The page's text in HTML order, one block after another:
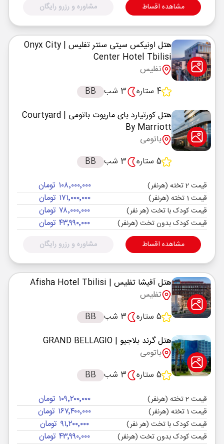
مشاهده اقساط مشاوره و رزرو رایگان
هتل اونیکس سیتی سنتر تفلیس | Onyx City
Center Hotel Tbilisi
تفلیس
4 ستاره
3 شب
BB
هتل کورتیارد بای ماریوت باتومی
| Courtyard
By Marriott
باتومی
5 ستاره
3 شب BB
قیمت 2 تخته (هرنفر) ۱۰۸٬۰۰۰٬۰۰۰ تومان
قیمت 1 تخته (هرنفر) ۱۷۱٬۰۰۰٬۰۰۰ تومان
قیمت کودک با تخت (هر نفر) ۷۸٬۰۰۰٬۰۰۰ تومان
قیمت کودک بدون تخت (هرنفر) ۴۳٬۹۹۰٬۰۰۰ تومان
مشاهده اقساط مشاوره و رزرو رایگان
هتل آفیشا تفلیس | Afisha Hotel Tbilisi
تفلیس
5 ستاره
3 شب
BB
هتل گرند بلاجیو | GRAND BELLAGIO
باتومی
5 ستاره
3 شب BB
قیمت 2 تخته (هرنفر) ۱۰۹٬۲۰۰٬۰۰۰ تومان
قیمت 1 تخته (هرنفر) ۱۶۷٬۴۰۰٬۰۰۰ تومان
قیمت کودک با تخت (هر نفر) ۹۱٬۲۰۰٬۰۰۰ تومان
قیمت کودک بدون تخت (هرنفر) ۴۳٬۹۹۰٬۰۰۰ تومان